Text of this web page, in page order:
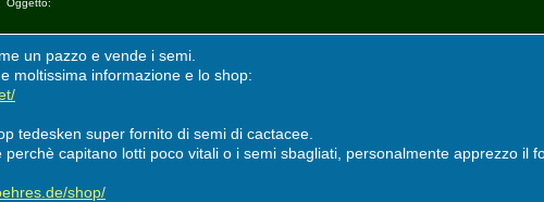
Oggetto:
un pazzo e vende i semi.
moltissima informazione e lo shop:
tedesken super fornito di semi di cactacee.
perchè capitano lotti poco vitali o i semi sbagliati, personalmente apprezzo
shop/